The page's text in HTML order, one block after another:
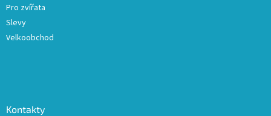
Pro zvířata
Slevy
Velkoobchod
Kontakty